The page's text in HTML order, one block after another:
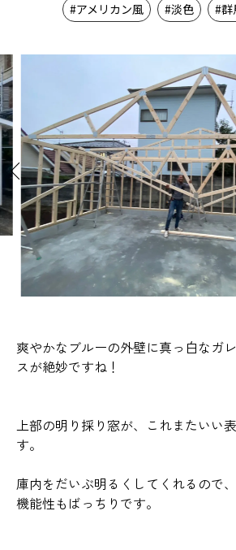
#アメリカン風 #淡色 #群
爽やかなブルーの外壁に真っ白なガ
スが絶妙ですね！
上部の明り採り窓が、これまたいい
す。
庫内をだいぶ明るくしてくれるので
機能性もばっちりです。